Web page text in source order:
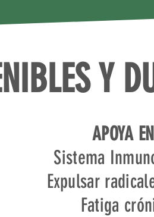
Y
APOYA
Sistema
Expulsar
Fatiga